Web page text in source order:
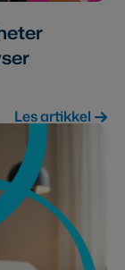
Les artikkel